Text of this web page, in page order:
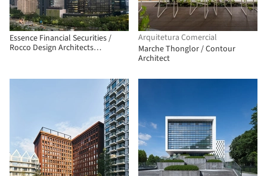
Essence Financial Securities /
Rocco Design Architects
Arquitetura Comercial
Marche Thonglor / Contour
Architect